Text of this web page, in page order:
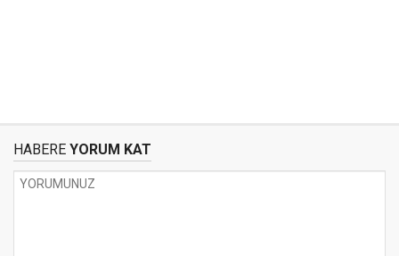
HABERE YORUM KAT